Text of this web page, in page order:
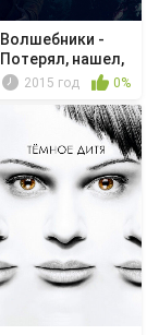
Волшебники -
Потерял, нашел,
забрал
2015 год 0%